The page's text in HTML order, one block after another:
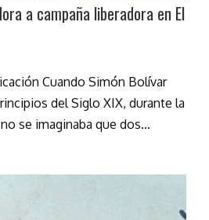
a campaña liberadora en El
Cuando Simón Bolívar
del Siglo XIX, durante la
se imaginaba que dos...